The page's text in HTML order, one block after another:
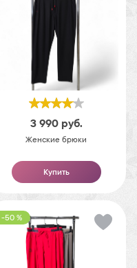
3 990 руб.
Женские брюки
Купить
-50 %